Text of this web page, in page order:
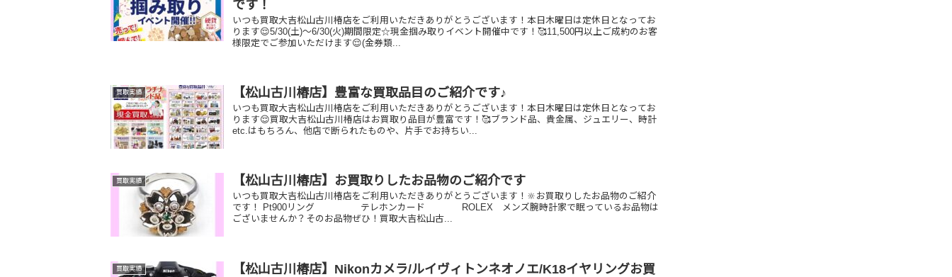
です！
いつも買取大吉松山古川椿店をご利用いただきありがとうございます！本日木曜日は定休日となってお
ります😌5/30(土)～6/30(火)期間限定☆現金掴み取りイベント開催中です！🥰11,500円以上ご成約のお客
様限定でご参加いただけます😌(金券類...
買取実績 【松山古川椿店】豊富な買取品目のご紹介です♪
いつも買取大吉松山古川椿店をご利用いただきありがとうございます！本日木曜日は定休日となってお
ります😌買取大吉松山古川椿店はお買取り品目が豊富です！🥰ブランド品、貴金属、ジュエリー、時計
etc.はもちろん、他店で断られたものや、片手でお持ちい...
買取実績 【松山古川椿店】お買取りしたお品物のご紹介です
いつも買取大吉松山古川椿店をご利用いただきありがとうございます！🔆お買取りしたお品物のご紹介
です！ Pt900リング テレホンカード ROLEX メンズ腕時計家で眠っているお品物は
ございませんか？そのお品物ぜひ！買取大吉松山古...
買取実績
【松山古川椿店】Nikonカメラ/ルイヴィトンネオノエ/K18イヤリングお買